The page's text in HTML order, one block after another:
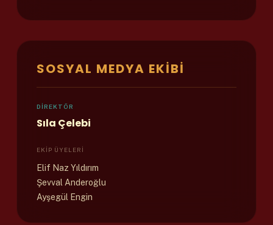
SOSYAL MEDYA EKIBI
DIREKTÖR
Sıla Çelebi
EKIP ÜYELERI
Elif Naz Yıldırım
Şevval Anderoğlu
Ayşegül Engin